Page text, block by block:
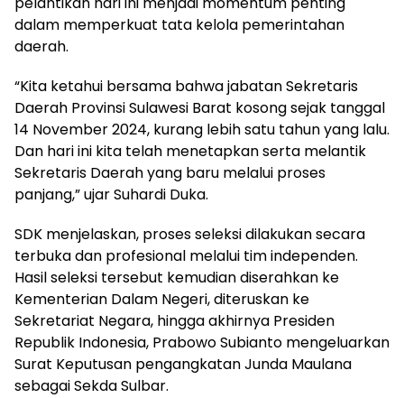
dalam memperkuat tata kelola pemerintahan
daerah.
“Kita ketahui bersama bahwa jabatan Sekretaris
Daerah Provinsi Sulawesi Barat kosong sejak tanggal
14 November 2024, kurang lebih satu tahun yang lalu.
Dan hari ini kita telah menetapkan serta melantik
Sekretaris Daerah yang baru melalui proses
panjang,” ujar Suhardi Duka.
SDK menjelaskan, proses seleksi dilakukan secara
terbuka dan profesional melalui tim independen.
Hasil seleksi tersebut kemudian diserahkan ke
Kementerian Dalam Negeri, diteruskan ke
Sekretariat Negara, hingga akhirnya Presiden
Republik Indonesia, Prabowo Subianto mengeluarkan
Surat Keputusan pengangkatan Junda Maulana
sebagai Sekda Sulbar.